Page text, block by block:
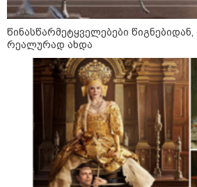
პასუხი გიორგი
სკანდალურ
"ყველაფერი
კამანში
ტყუის"
აგვისტოს
საბრძოლო
რუსული
მთავარ
წინასწარმეტყველებები
რეალურად ახდა